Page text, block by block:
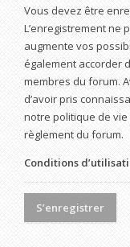
Vous devez être
L’enregistrement ne
augmente vos
également accorder
membres du forum.
d’avoir pris
notre politique de
règlement du forum.
Conditions
S’enregistrer